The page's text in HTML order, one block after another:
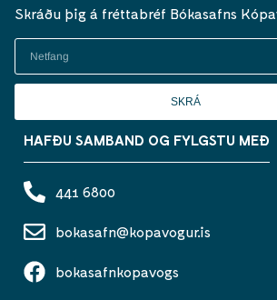
Skráðu þig á fréttabréf Bókasafns
SKRÁ
HAFÐU SAMBAND OG FYLGSTU MEÐ
441 6800
bokasafn@kopavogur.is
bokasafnkopavogs